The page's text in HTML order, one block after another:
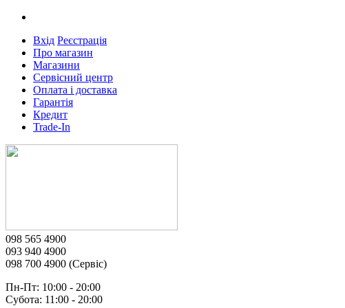
Вхід Реєстрація
Про магазин
Магазини
Сервісний центр
Оплата і доставка
Гарантія
Кредит
Trade-In
098 565 4900
093 940 4900
098 700 4900 (Сервіс)
Пн-Пт: 10:00 - 20:00
Субота: 11:00 - 20:00